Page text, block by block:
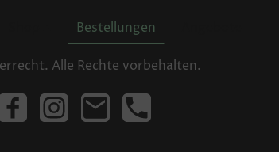
Bestellungen
Alle Rechte vorbehalten.